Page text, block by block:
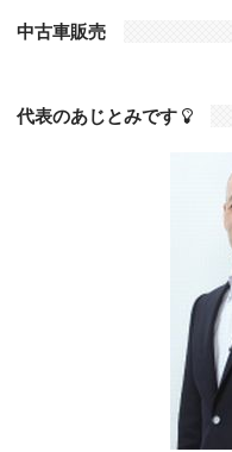
中古車販売
代表のあじとみです